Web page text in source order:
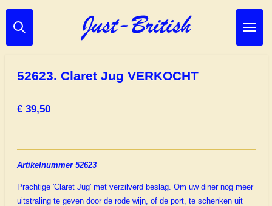
Ga
direct
52623. Claret Jug VERKOCHT
€ 39,50
Artikelnummer 52623
Prachtige 'Claret Jug' met verzilverd beslag. Om uw diner nog meer
uitstraling te geven door de rode wijn, of de port, te schenken uit